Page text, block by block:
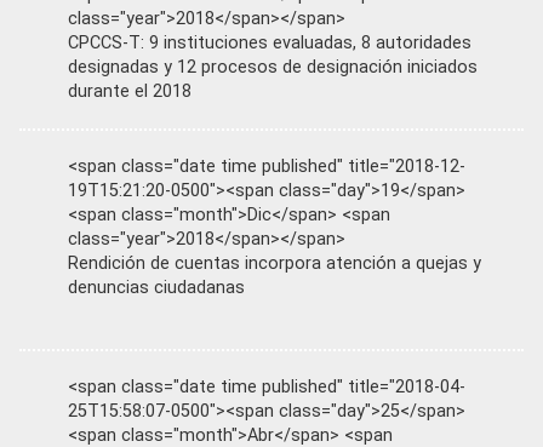
class="year">2018</span></span>
CPCCS-T: 9 instituciones evaluadas, 8 autoridades
designadas y 12 procesos de designación iniciados
durante el 2018
<span class="date time published" title="2018-12-
19T15:21:20-0500"><span class="day">19</span>
<span class="month">Dic</span> <span
class="year">2018</span></span>
Rendición de cuentas incorpora atención a quejas y
denuncias ciudadanas
<span class="date time published" title="2018-04-
25T15:58:07-0500"><span class="day">25</span>
<span class="month">Abr</span> <span